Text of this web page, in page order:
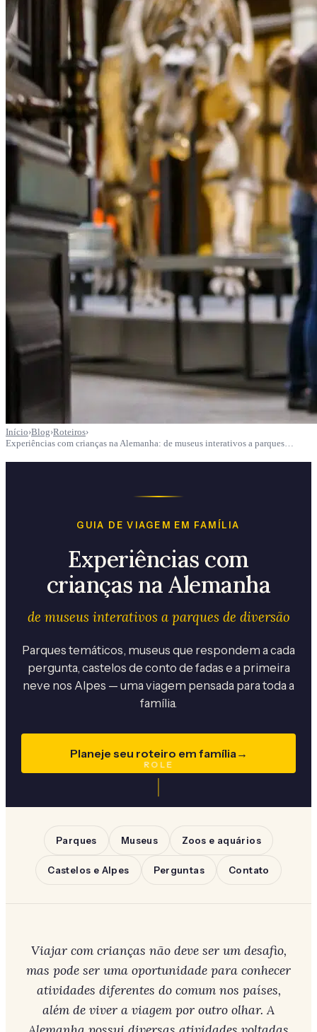
Início›Blog›Roteiros›
Experiências com crianças na Alemanha: de museus interativos a parques…
GUIA DE VIAGEM EM FAMÍLIA
Experiências com
crianças na Alemanha
de museus interativos a parques de diversão
Parques temáticos, museus que respondem a cada
pergunta, castelos de conto de fadas e a primeira
neve nos Alpes — uma viagem pensada para toda a
família.
Planeje seu roteiro em família→
ROLE
Parques Museus Zoos e aquários
Castelos e Alpes Perguntas Contato
Viajar com crianças não deve ser um desafio,
mas pode ser uma oportunidade para conhecer
atividades diferentes do comum nos países,
além de viver a viagem por outro olhar. A